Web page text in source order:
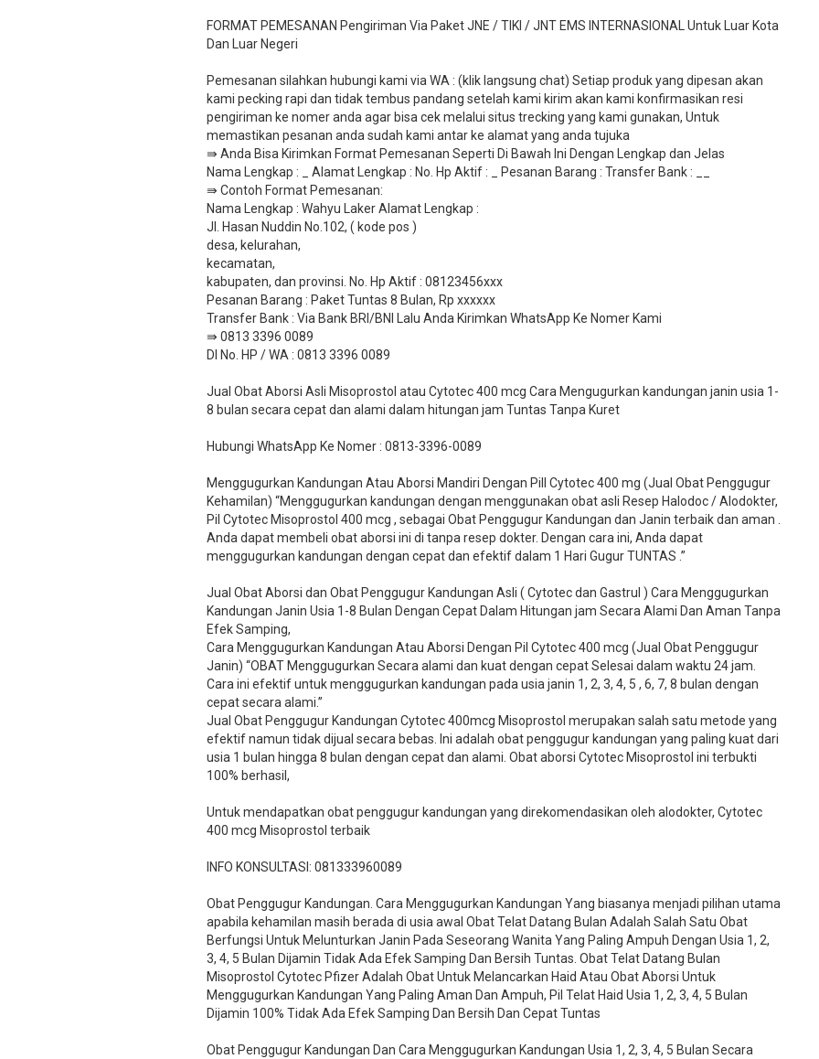
FORMAT PEMESANAN Pengiriman Via Paket JNE / TIKI / JNT EMS INTERNASIONAL Untuk Luar Kota
Dan Luar Negeri
Pemesanan silahkan hubungi kami via WA : (klik langsung chat) Setiap produk yang dipesan akan
kami pecking rapi dan tidak tembus pandang setelah kami kirim akan kami konfirmasikan resi
pengiriman ke nomer anda agar bisa cek melalui situs trecking yang kami gunakan, Untuk
memastikan pesanan anda sudah kami antar ke alamat yang anda tujuka
⇛ Anda Bisa Kirimkan Format Pemesanan Seperti Di Bawah Ini Dengan Lengkap dan Jelas
Nama Lengkap : _ Alamat Lengkap : No. Hp Aktif : _ Pesanan Barang : Transfer Bank : __
​⇛ Contoh Format Pemesanan:
Nama Lengkap : Wahyu Laker Alamat Lengkap :
Jl. Hasan Nuddin No.102, ( kode pos )
desa, kelurahan,
kecamatan,
kabupaten, dan provinsi. No. Hp Aktif : 08123456xxx
Pesanan Barang : Paket Tuntas 8 Bulan, Rp xxxxxx
​Transfer Bank : Via Bank BRI/BNI Lalu Anda Kirimkan WhatsApp Ke Nomer Kami
⇛ 0813 3396 0089
DI No. HP / WA : 0813 3396 0089
Jual Obat Aborsi Asli Misoprostol atau Cytotec 400 mcg Cara Mengugurkan kandungan janin usia 1-
8 bulan secara cepat dan alami dalam hitungan jam Tuntas Tanpa Kuret
Hubungi WhatsApp Ke Nomer : 0813-3396-0089​
Menggugurkan Kandungan Atau Aborsi Mandiri Dengan Pill Cytotec 400 mg (Jual Obat Penggugur
Kehamilan) “Menggugurkan kandungan dengan menggunakan obat asli Resep Halodoc / Alodokter,
Pil Cytotec Misoprostol 400 mcg , sebagai Obat Penggugur Kandungan dan Janin terbaik dan aman .
Anda dapat membeli obat aborsi ini di tanpa resep dokter. Dengan cara ini, Anda dapat
menggugurkan kandungan dengan cepat dan efektif dalam 1 Hari Gugur TUNTAS .”
Jual Obat Aborsi dan Obat Penggugur Kandungan Asli ( Cytotec dan Gastrul ) Cara Menggugurkan
Kandungan Janin Usia 1-8 Bulan Dengan Cepat Dalam Hitungan jam Secara Alami Dan Aman Tanpa
Efek Samping,
Cara Menggugurkan Kandungan Atau Aborsi Dengan Pil Cytotec 400 mcg (Jual Obat Penggugur
Janin) “OBAT Menggugurkan Secara alami dan kuat dengan cepat Selesai dalam waktu 24 jam.
Cara ini efektif untuk menggugurkan kandungan pada usia janin 1, 2, 3, 4, 5 , 6, 7, 8 bulan dengan
cepat secara alami.”
Jual Obat Penggugur Kandungan Cytotec 400mcg Misoprostol merupakan salah satu metode yang
efektif namun tidak dijual secara bebas. Ini adalah obat penggugur kandungan yang paling kuat dari
usia 1 bulan hingga 8 bulan dengan cepat dan alami. Obat aborsi Cytotec Misoprostol ini terbukti
100% berhasil,
Untuk mendapatkan obat penggugur kandungan yang direkomendasikan oleh alodokter, Cytotec
400 mcg Misoprostol terbaik
INFO KONSULTASI: 081333960089
​Obat Penggugur Kandungan. Cara Menggugurkan Kandungan Yang biasanya menjadi pilihan utama
apabila kehamilan masih berada di usia awal Obat Telat Datang Bulan Adalah Salah Satu Obat
Berfungsi Untuk Melunturkan Janin Pada Seseorang Wanita Yang Paling Ampuh Dengan Usia 1, 2,
3, 4, 5 Bulan Dijamin Tidak Ada Efek Samping Dan Bersih Tuntas. Obat Telat Datang Bulan
Misoprostol Cytotec Pfizer Adalah Obat Untuk Melancarkan Haid Atau Obat Aborsi Untuk
Menggugurkan Kandungan Yang Paling Aman Dan Ampuh, Pil Telat Haid Usia 1, 2, 3, 4, 5 Bulan
Dijamin 100% Tidak Ada Efek Samping Dan Bersih Dan Cepat Tuntas
Obat Penggugur Kandungan Dan Cara Menggugurkan Kandungan Usia 1, 2, 3, 4, 5 Bulan Secara